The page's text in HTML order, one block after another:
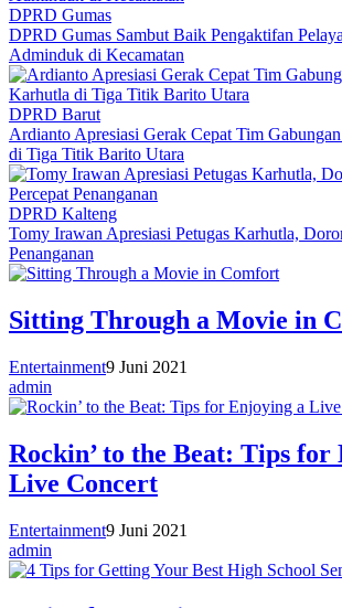
DPRD Gumas
DPRD Gumas Sambut Baik Pengaktifan
Adminduk di Kecamatan
DPRD Barut
Ardianto Apresiasi Gerak Cepat Tim
di Tiga Titik Barito Utara
DPRD Kalteng
Tomy Irawan Apresiasi Petugas Karhutla,
Penanganan
Sitting Through a Movie in
Entertainment9 Juni 2021
admin
Rockin’ to the Beat: Tips for
Live Concert
Entertainment9 Juni 2021
admin